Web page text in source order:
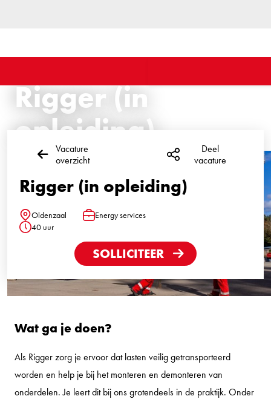
Rigger (in
opleiding)
Vacature
overzicht
Deel
vacature
Rigger (in opleiding)
Locatie
Oldenzaal Energy services
40 uur
SOLLICITEER
Wat ga je doen?
Als Rigger zorg je ervoor dat lasten veilig getransporteerd
worden en help je bij het monteren en demonteren van
onderdelen. Je leert dit bij ons grotendeels in de praktijk. Onder